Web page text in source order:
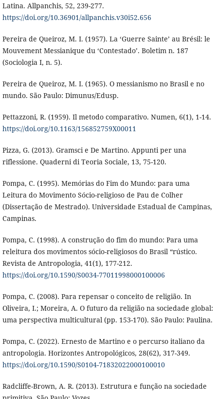
Latina. Allpanchis, 52, 239-277.
https://doi.org/10.36901/allpanchis.v30i52.656
Pereira de Queiroz, M. I. (1957). La ‘Guerre Sainte’ au Brésil: le
Mouvement Messianique du ‘Contestado’. Boletim n. 187
(Sociologia I, n. 5).
Pereira de Queiroz, M. I. (1965). O messianismo no Brasil e no
mundo. São Paulo: Dimunus/Edusp.
Pettazzoni, R. (1959). Il metodo comparativo. Numen, 6(1), 1-14.
https://doi.org/10.1163/156852759X00011
Pizza, G. (2013). Gramsci e De Martino. Appunti per una
riflessione. Quaderni di Teoria Sociale, 13, 75-120.
Pompa, C. (1995). Memórias do Fim do Mundo: para uma
Leitura do Movimento Sócio-religioso de Pau de Colher
(Dissertação de Mestrado). Universidade Estadual de Campinas,
Campinas.
Pompa, C. (1998). A construção do fim do mundo: Para uma
releitura dos movimentos sócio-religiosos do Brasil “rústico.
Revista de Antropologia, 41(1), 177-212.
https://doi.org/10.1590/S0034-77011998000100006
Pompa, C. (2008). Para repensar o conceito de religião. In
Oliveira, I.; Moreira, A. O futuro da religião na sociedade global:
uma perspectiva multicultural (pp. 153-170). São Paulo: Paulina.
Pompa, C. (2022). Ernesto de Martino e o percurso italiano da
antropologia. Horizontes Antropológicos, 28(62), 317-349.
https://doi.org/10.1590/S0104-71832022000100010
Radcliffe-Brown, A. R. (2013). Estrutura e função na sociedade